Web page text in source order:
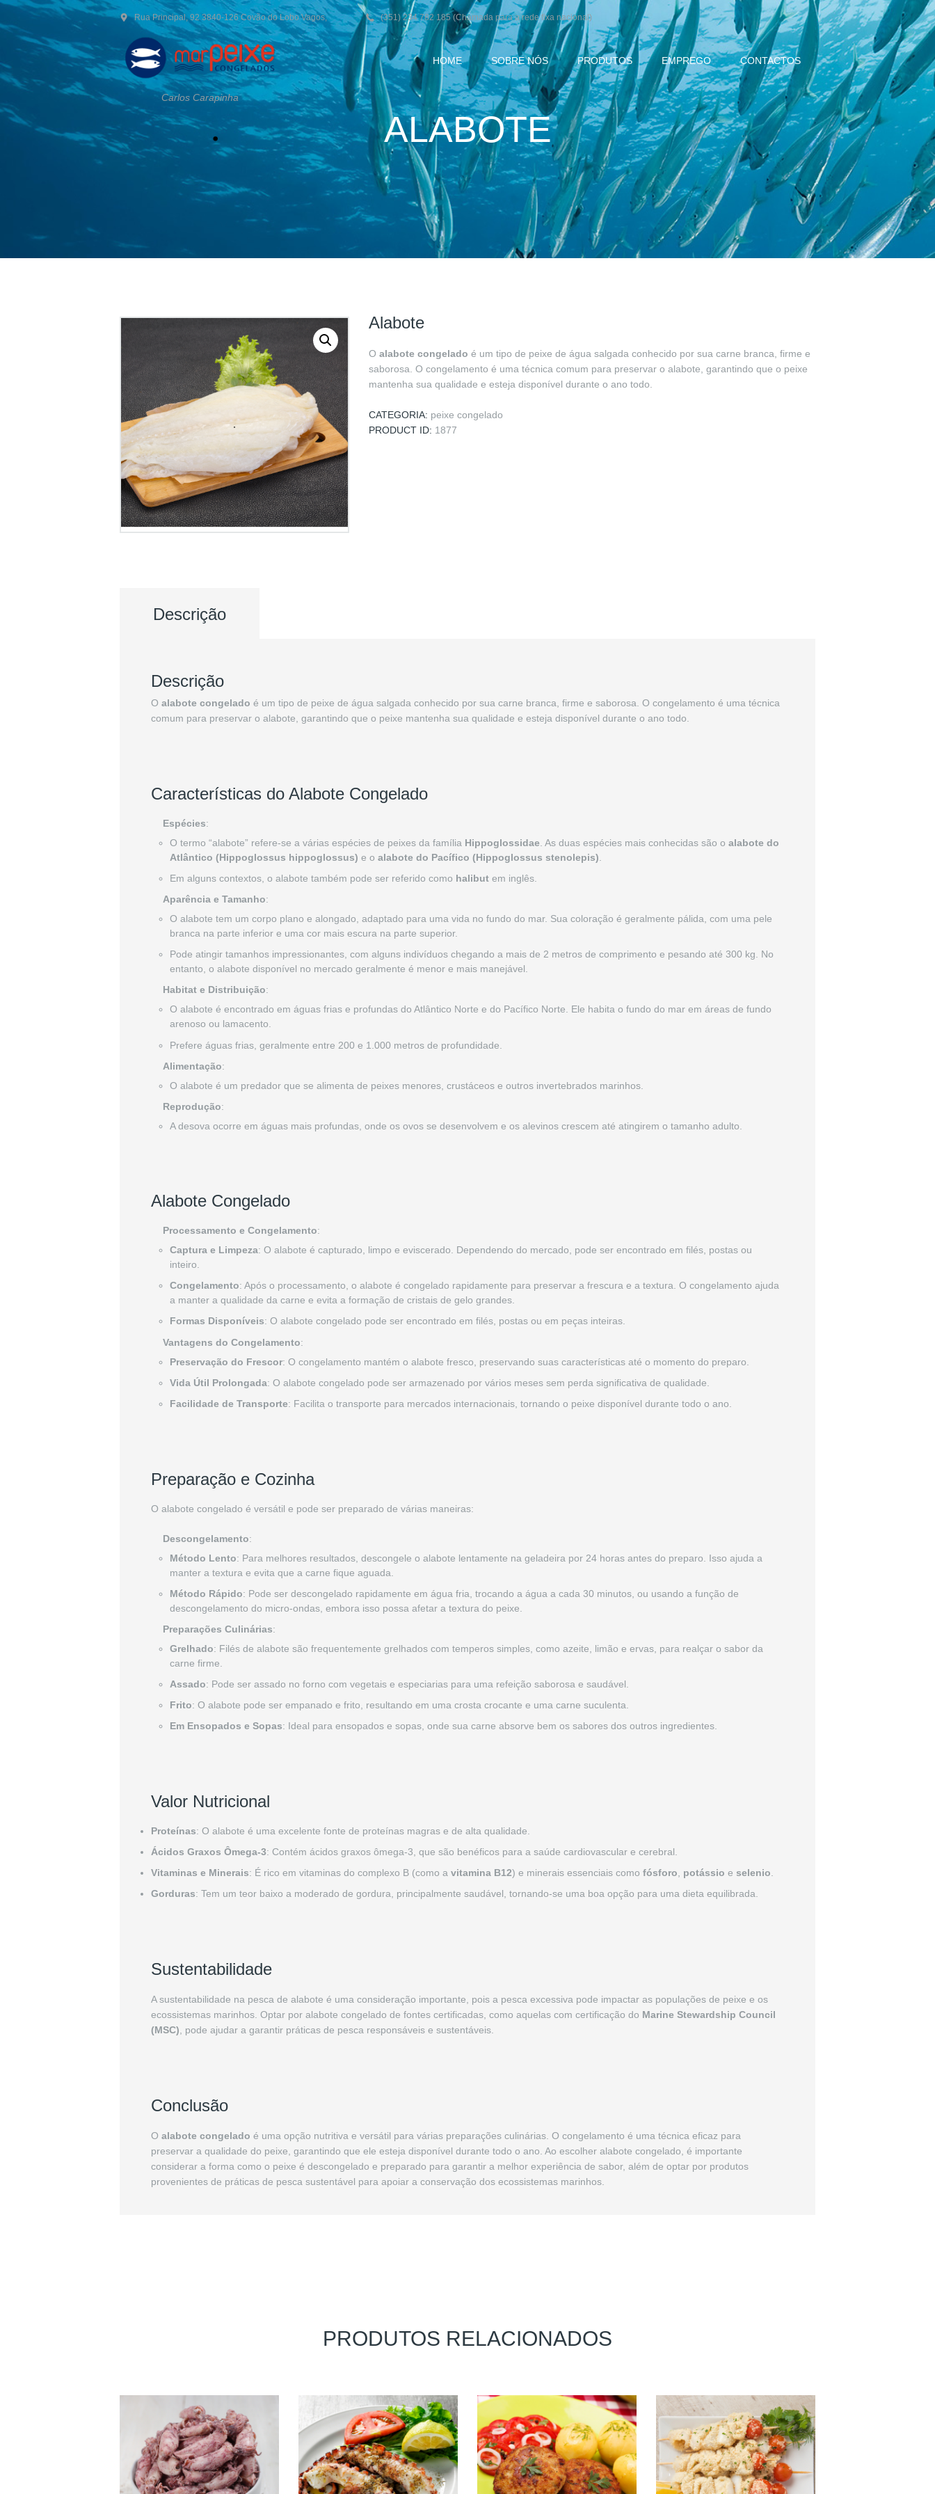
Rua Principal, 92 3840-126 Covão do Lobo Vagos, (351) 234 782 185 (Chamada para a rede fixa nacional)
Carlos Carapinha
HOME SOBRE NÓS PRODUTOS EMPREGO CONTACTOS
ALABOTE
Alabote
O alabote congelado é um tipo de peixe de água salgada conhecido por sua carne branca, firme e
saborosa. O congelamento é uma técnica comum para preservar o alabote, garantindo que o peixe
mantenha sua qualidade e esteja disponível durante o ano todo.
CATEGORIA: peixe congelado
PRODUCT ID: 1877
Descrição
Descrição
O alabote congelado é um tipo de peixe de água salgada conhecido por sua carne branca, firme e saborosa. O congelamento é uma técnica
comum para preservar o alabote, garantindo que o peixe mantenha sua qualidade e esteja disponível durante o ano todo.
Características do Alabote Congelado
Espécies:
O termo “alabote” refere-se a várias espécies de peixes da família Hippoglossidae . As duas espécies mais conhecidas são oalabote do
Atlântico (Hippoglossus hippoglossus) e oalabote do Pacífico (Hippoglossus stenolepis)
Em alguns contextos, o alabote também pode ser referido como halibut em inglês.
Aparência e Tamanho:
O alabote tem um corpo plano e alongado, adaptado para uma vida no fundo do mar. Sua coloração é geralmente pálida, com uma pele
branca na parte inferior e uma cor mais escura na parte superior.
Pode atingir tamanhos impressionantes, com alguns indivíduos chegando a mais de 2 metros de comprimento e pesando até 300 kg. No
entanto, o alabote disponível no mercado geralmente é menor e mais manejável.
Habitat e Distribuição:
O alabote é encontrado em águas frias e profundas do Atlântico Norte e do Pacífico Norte. Ele habita o fundo do mar em áreas de fundo
arenoso ou lamacento.
Prefere águas frias, geralmente entre 200 e 1.000 metros de profundidade.
Alimentação:
O alabote é um predador que se alimenta de peixes menores, crustáceos e outros invertebrados marinhos.
Reprodução:
A desova ocorre em águas mais profundas, onde os ovos se desenvolvem e os alevinos crescem até atingirem o tamanho adulto.
Alabote Congelado
Processamento e Congelamento:
Captura e Limpeza: O alabote é capturado, limpo e eviscerado. Dependendo do mercado, pode ser encontrado em filés, postas ou
inteiro.
Congelamento: Após o processamento, o alabote é congelado rapidamente para preservar a frescura e a textura. O congelamento ajuda
a manter a qualidade da carne e evita a formação de cristais de gelo grandes.
Formas Disponíveis: O alabote congelado pode ser encontrado em filés, postas ou em peças inteiras.
Vantagens do Congelamento:
Preservação do Frescor: O congelamento mantém o alabote fresco, preservando suas características até o momento do preparo.
Vida Útil Prolongada: O alabote congelado pode ser armazenado por vários meses sem perda significativa de qualidade.
Facilidade de Transporte: Facilita o transporte para mercados internacionais, tornando o peixe disponível durante todo o ano.
Preparação e Cozinha
O alabote congelado é versátil e pode ser preparado de várias maneiras:
Descongelamento:
Método Lento: Para melhores resultados, descongele o alabote lentamente na geladeira por 24 horas antes do preparo. Isso ajuda a
manter a textura e evita que a carne fique aguada.
Método Rápido: Pode ser descongelado rapidamente em água fria, trocando a água a cada 30 minutos, ou usando a função de
descongelamento do micro-ondas, embora isso possa afetar a textura do peixe.
Preparações Culinárias:
Grelhado: Filés de alabote são frequentemente grelhados com temperos simples, como azeite, limão e ervas, para realçar o sabor da
carne firme.
Assado: Pode ser assado no forno com vegetais e especiarias para uma refeição saborosa e saudável.
Frito: O alabote pode ser empanado e frito, resultando em uma crosta crocante e uma carne suculenta.
Em Ensopados e Sopas: Ideal para ensopados e sopas, onde sua carne absorve bem os sabores dos outros ingredientes.
Valor Nutricional
Proteínas: O alabote é uma excelente fonte de proteínas magras e de alta qualidade.
Ácidos Graxos Ômega-3: Contém ácidos graxos ômega-3, que são benéficos para a saúde cardiovascular e cerebral.
Vitaminas e Minerais: É rico em vitaminas do complexo B (como a vitamina B12) e minerais essenciais como fósforo, potássio e selenio.
Gorduras: Tem um teor baixo a moderado de gordura, principalmente saudável, tornando-se uma boa opção para uma dieta equilibrada.
Sustentabilidade
A sustentabilidade na pesca de alabote é uma consideração importante, pois a pesca excessiva pode impactar as populações de peixe e os
ecossistemas marinhos. Optar por alabote congelado de fontes certificadas, como aquelas com certificação do Marine Stewardship Council
(MSC) , pode ajudar a garantir práticas de pesca responsáveis e sustentáveis.
Conclusão
O alabote congelado é uma opção nutritiva e versátil para várias preparações culinárias. O congelamento é uma técnica eficaz para
preservar a qualidade do peixe, garantindo que ele esteja disponível durante todo o ano. Ao escolher alabote congelado, é importante
considerar a forma como o peixe é descongelado e preparado para garantir a melhor experiência de sabor, além de optar por produtos
provenientes de práticas de pesca sustentável para apoiar a conservação dos ecossistemas marinhos.
PRODUTOS RELACIONADOS